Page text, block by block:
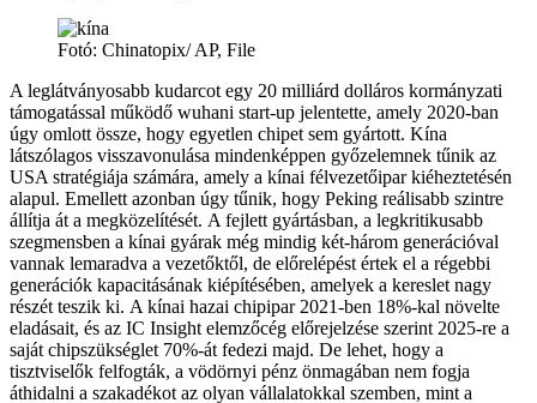
Fotó: Chinatopix/ AP, File
A leglátványosabb kudarcot egy 20 milliárd dolláros kormányzati
támogatással működő wuhani start-up jelentette, amely 2020-ban
úgy omlott össze, hogy egyetlen chipet sem gyártott. Kína
látszólagos visszavonulása mindenképpen győzelemnek tűnik az
USA stratégiája számára, amely a kínai félvezetőipar kiéheztetésén
alapul. Emellett azonban úgy tűnik, hogy Peking reálisabb szintre
állítja át a megközelítését. A fejlett gyártásban, a legkritikusabb
szegmensben a kínai gyárak még mindig két-három generációval
vannak lemaradva a vezetőktől, de előrelépést értek el a régebbi
generációk kapacitásának kiépítésében, amelyek a kereslet nagy
részét teszik ki. A kínai hazai chipipar 2021-ben 18%-kal növelte
eladásait, és az IC Insight elemzőcég előrejelzése szerint 2025-re a
saját chipszükséglet 70%-át fedezi majd. De lehet, hogy a
tisztviselők felfogták, a vödörnyi pénz önmagában nem fogja
áthidalni a szakadékot az olyan vállalatokkal szemben, mint a